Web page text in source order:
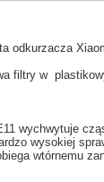
odkurzacza
filtry w
wychwytuje
wysokiej
wtórnemu